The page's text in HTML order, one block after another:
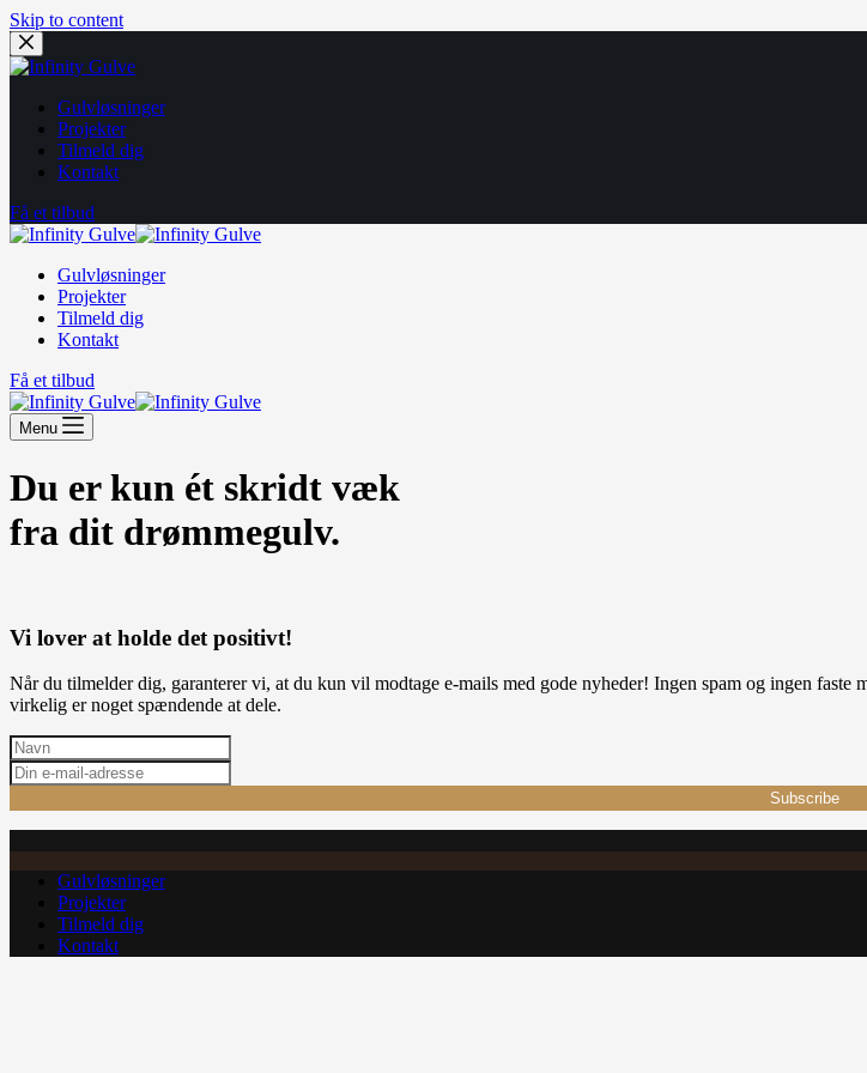
Skip to content
Gulvløsninger
Projekter
Tilmeld dig
Kontakt
Få et tilbud
Gulvløsninger
Projekter
Tilmeld dig
Kontakt
Få et tilbud
Menu
Du er kun ét skridt væk
fra dit drømmegulv.
Vi lover at holde det positivt!
Når du tilmelder dig, garanterer vi, at du kun vil modtage e-mails med gode nyheder! Ingen spam og ingen
virkelig er noget spændende at dele.
Subscribe
Gulvløsninger
Projekter
Tilmeld dig
Kontakt